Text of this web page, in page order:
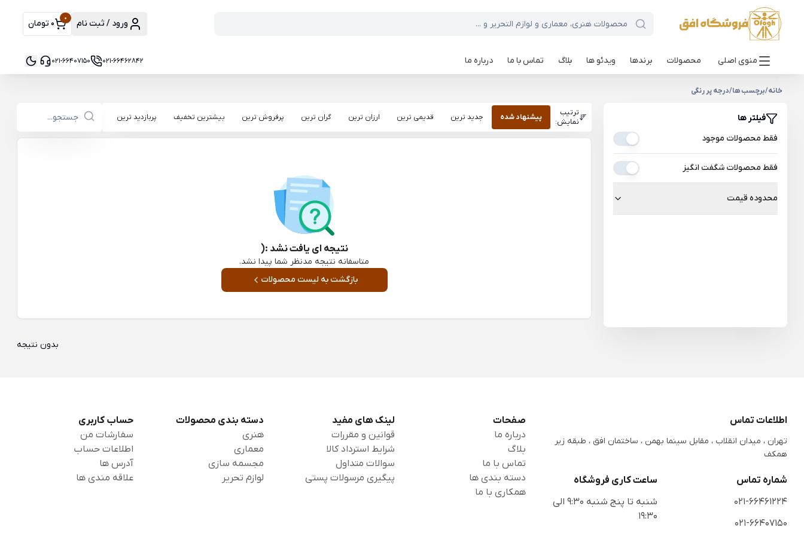
ورود / ثبت نام 0 0 تومان
منوی اصلی محصولات برندها ویدئو ها بلاگ تماس با ما درباره ما 021-66462842
021-66407150
خانه/برچسب ها/درجه پر رنگی
فیلتر ها
فقط محصولات موجود
فقط محصولات شگفت انگیز
محدوده قیمت
ترتیب
نمایش:
پیشنهاد شده جدید ترین قدیمی ترین ارزان ترین گران ترین پرفروش ترین بیشترین تخفیف پربازدید ترین
نتیجه ای یافت نشد :(
متاسفانه نتیجه مدنظر شما پیدا نشد.
بازگشت به لیست محصولات
بدون نتیجه
اطلاعات تماس
تهران ، میدان انقلاب ، مقابل سینما بهمن ، ساختمان افق ، طبقه زیر
همکف
شماره تماس
021-66461224
021-66407150
ساعت کاری فروشگاه
شنبه تا پنج شنبه 9:30 الی
19:30
صفحات
درباره ما
بلاگ
تماس با ما
دسته بندی ها
همکاری با ما
لینک های مفید
قوانین و مقررات
شرایط استرداد کالا
سوالات متداول
پیگیری مرسولات پستی
دسته بندی محصولات
هنری
معماری
مجسمه سازی
لوازم تحریر
حساب کاربری
سفارشات من
اطلاعات حساب
آدرس ها
علاقه مندی ها